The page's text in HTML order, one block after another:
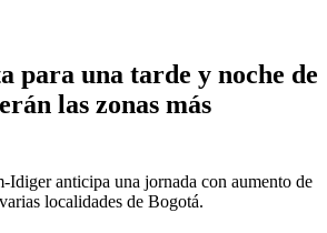
para una tarde y noche de
las zonas más
Idiger anticipa una jornada con aumento de
localidades de Bogotá.